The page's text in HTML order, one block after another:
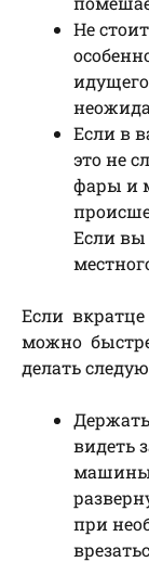
Не
Если в
это не
фары и
Если вы
Если
можно
делать
видеть
машины.
при